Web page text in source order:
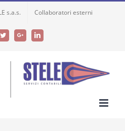
s.a.s. Collaboratori esterni
TwitterGoogle+LinkedIn